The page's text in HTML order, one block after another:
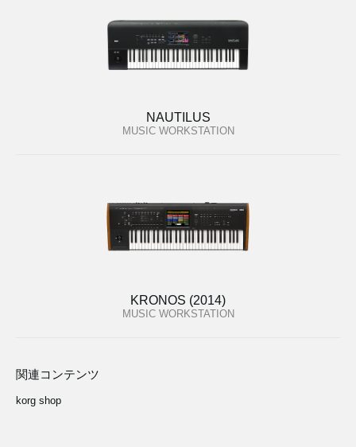
NAUTILUS
MUSIC WORKSTATION
KRONOS (2014)
MUSIC WORKSTATION
関連コンテンツ
korg shop